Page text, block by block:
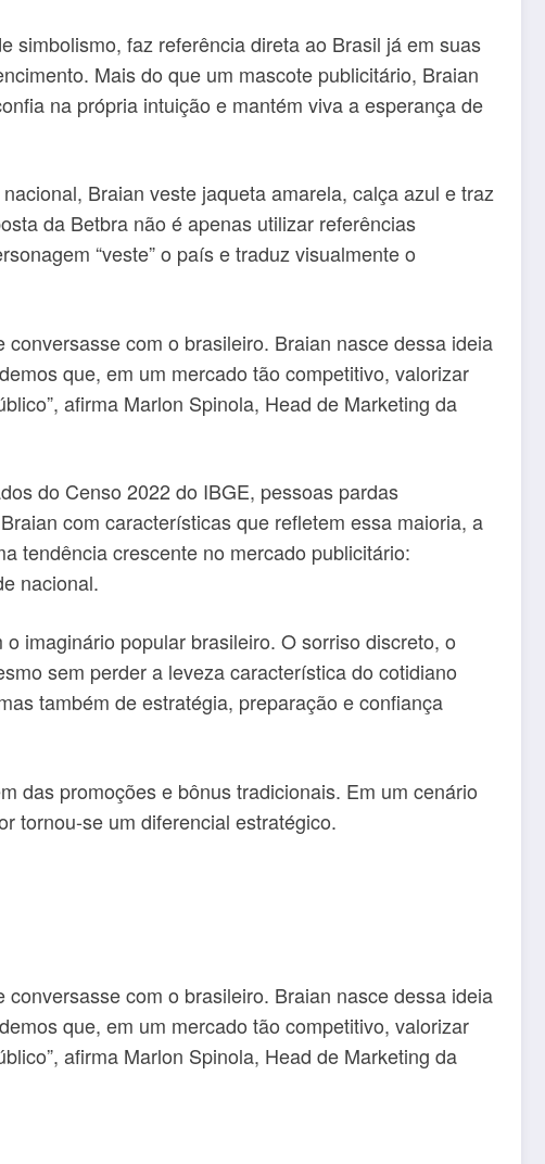
simbolismo, faz referência direta ao Brasil já em suas
Mais do que um mascote publicitário, Braian
na própria intuição e mantém viva a esperança de
Braian veste jaqueta amarela, calça azul e traz
da Betbra não é apenas utilizar referências
“veste” o país e traduz visualmente o
com o brasileiro. Braian nasce dessa ideia
que, em um mercado tão competitivo, valorizar
afirma Marlon Spinola, Head de Marketing da
do Censo 2022 do IBGE, pessoas pardas
com características que refletem essa maioria, a
tendência crescente no mercado publicitário:
nacional.
imaginário popular brasileiro. O sorriso discreto, o
sem perder a leveza característica do cotidiano
também de estratégia, preparação e confiança
das promoções e bônus tradicionais. Em um cenário
tornou-se um diferencial estratégico.
com o brasileiro. Braian nasce dessa ideia
que, em um mercado tão competitivo, valorizar
afirma Marlon Spinola, Head de Marketing da